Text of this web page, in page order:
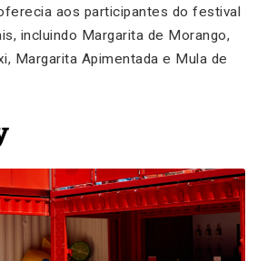
aos participantes do festival
incluindo Margarita de Morango,
Margarita Apimentada e Mula de